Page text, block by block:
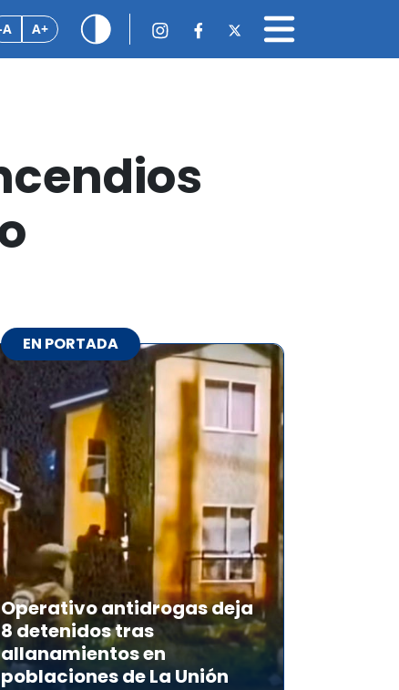
A A+
EN PORTADA
Operativo antidrogas deja
8 detenidos tras
allanamientos en
poblaciones de La Unión